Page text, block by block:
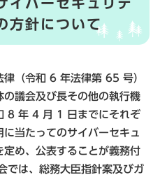
イバーセキュリテ
方針について
（令和 6 年法律第 65 号）
議会及び長その他の執行機
8 年 4 月 1 日までにそれぞ
当たってのサイバーセキュ
定め、公表することが義務付
では、総務大臣指針案及びガ